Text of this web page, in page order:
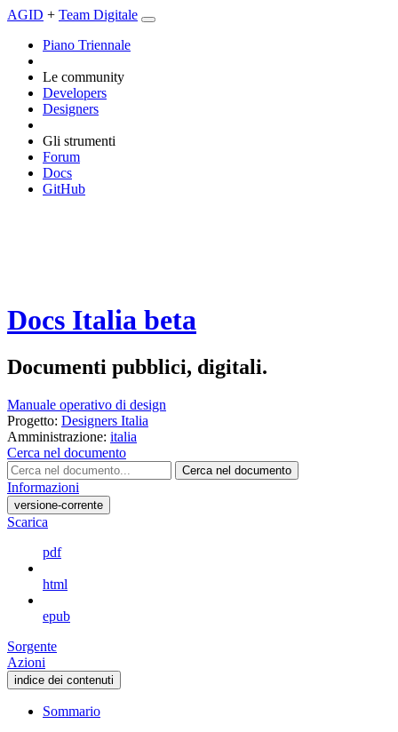
AGID + Team Digitale
Piano Triennale
Le community
Developers
Designers
Gli strumenti
Forum
Docs
GitHub
Docs Italia beta
Documenti pubblici, digitali.
Manuale operativo di design
Progetto: Designers Italia
Amministrazione: italia
Cerca nel documento
Cerca nel documento
Informazioni
versione-corrente
Scarica
pdf
html
epub
Sorgente
Azioni
indice dei contenuti
Sommario